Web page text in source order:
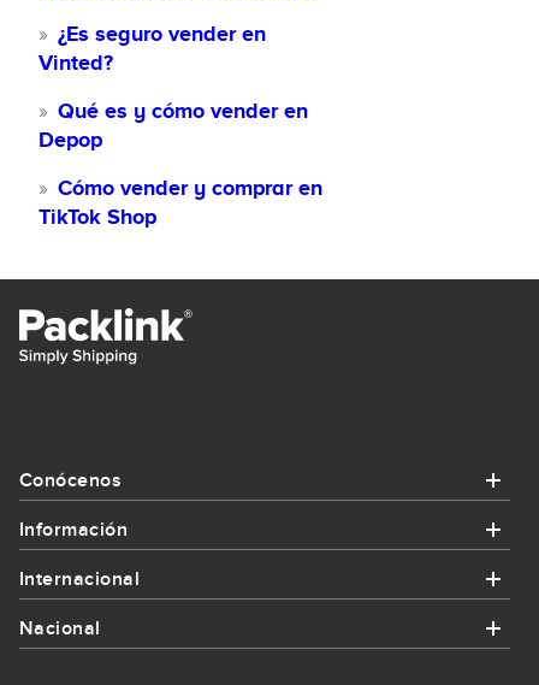
¿Es seguro vender en
Vinted?
Qué es y cómo vender en
Depop
Cómo vender y comprar en
TikTok Shop
Conócenos
Conócenos
Información
Información
Internacional
Internacional
Nacional